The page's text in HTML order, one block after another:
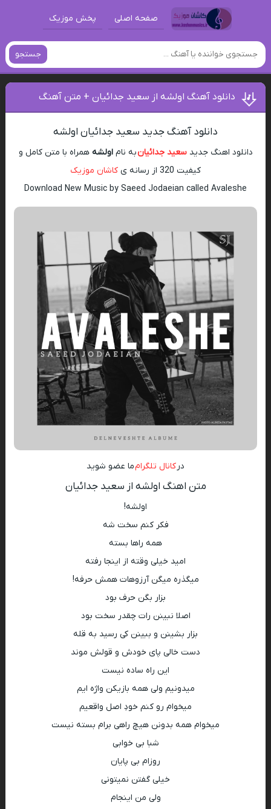
صفحه اصلی پخش موزیک
جستجو
دانلود آهنگ اولشه از سعید جدائیان + متن آهنگ
دانلود آهنگ جدید سعید جدائیان اولشه
دانلود اهنگ جدیدسعید جدائیانبه ناماولشه همراه با متن کامل و
کیفیت 320 از رسانه ی
کاشان موزیک
Download New Music by Saeed Jodaeian called Avaleshe
در کانال تلگرامما عضو شوید
متن اهنگ اولشه از سعید جدائیان
اولشه!
فکر کنم سخت شه
همه راها بسته
امید خیلی وقته از اینجا رفته
میگذره میگن آرزوهات همش حرفه!
بزار بگن حرف بود
اصلا نبینن رات چقدر سخت بود
بزار بشینن و ببینن کی رسید به قله
دست خالی پای خودش و قولش موند
این راه ساده نیست
میدونیم ولی همه بازیکن واژه ایم
میخوام رو کنم خودِ اصل واقعیم
میخوام همه بدونن هیچ راهی برام بسته نیست
شبا بی خوابی
روزام بی پایان
خیلی گفتن نمیتونی
ولی من اینجام